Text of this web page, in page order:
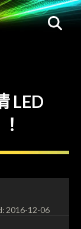
LED
2016-12-06